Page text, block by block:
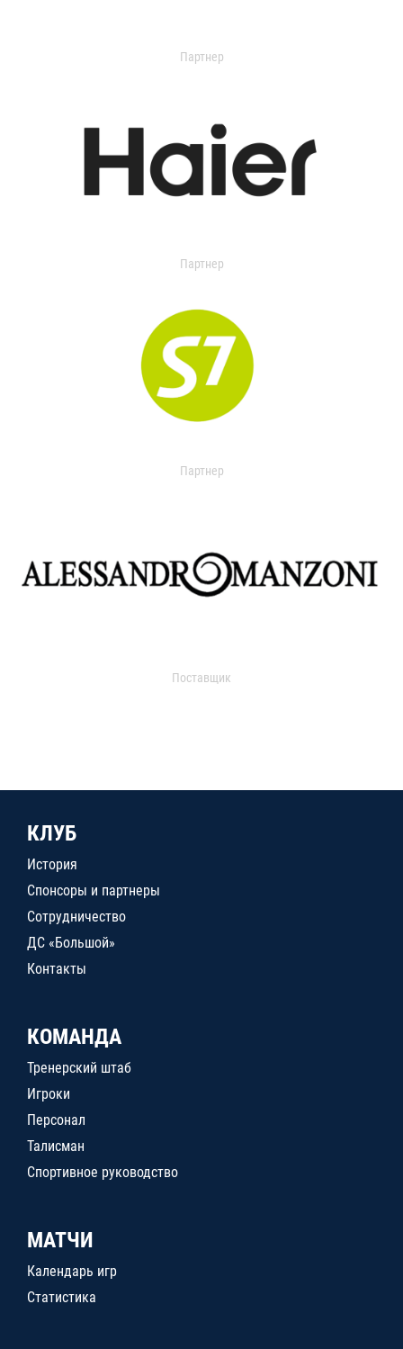
Партнер
Партнер
Партнер
Поставщик
КЛУБ
История
Спонсоры и партнеры
Сотрудничество
ДС «Большой»
Контакты
КОМАНДА
Тренерский штаб
Игроки
Персонал
Талисман
Спортивное руководство
МАТЧИ
Календарь игр
Статистика